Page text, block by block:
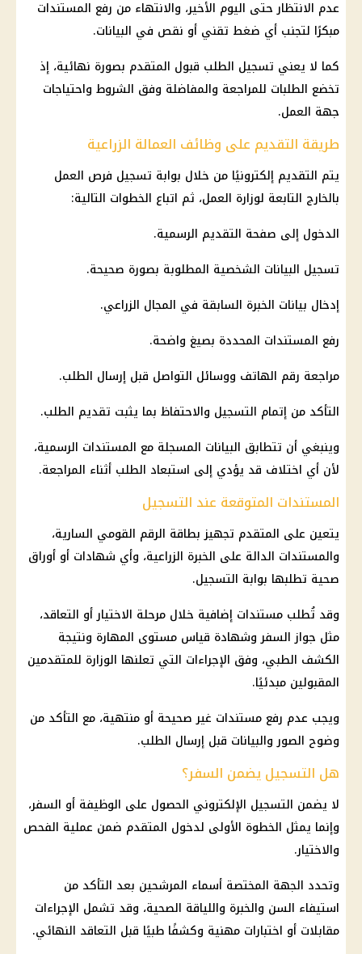
عدم الانتظار حتى اليوم الأخير، والانتهاء من رفع المستندات
مبكرًا لتجنب أي ضغط تقني أو نقص في البيانات.
كما لا يعني تسجيل الطلب قبول المتقدم بصورة نهائية، إذ
تخضع الطلبات للمراجعة والمفاضلة وفق الشروط واحتياجات
جهة العمل.
طريقة التقديم على وظائف العمالة الزراعية
يتم التقديم إلكترونيًا من خلال بوابة تسجيل فرص العمل
بالخارج التابعة لوزارة العمل، ثم اتباع الخطوات التالية:
الدخول إلى صفحة التقديم الرسمية.
تسجيل البيانات الشخصية المطلوبة بصورة صحيحة.
إدخال بيانات الخبرة السابقة في المجال الزراعي.
رفع المستندات المحددة بصيغ واضحة.
مراجعة رقم الهاتف ووسائل التواصل قبل إرسال الطلب.
التأكد من إتمام التسجيل والاحتفاظ بما يثبت تقديم الطلب.
وينبغي أن تتطابق البيانات المسجلة مع المستندات الرسمية،
لأن أي اختلاف قد يؤدي إلى استبعاد الطلب أثناء المراجعة.
المستندات المتوقعة عند التسجيل
يتعين على المتقدم تجهيز بطاقة الرقم القومي السارية،
والمستندات الدالة على الخبرة الزراعية، وأي شهادات أو أوراق
صحية تطلبها بوابة التسجيل.
وقد تُطلب مستندات إضافية خلال مرحلة الاختيار أو التعاقد،
مثل جواز السفر وشهادة قياس مستوى المهارة ونتيجة
الكشف الطبي، وفق الإجراءات التي تعلنها الوزارة للمتقدمين
المقبولين مبدئيًا.
ويجب عدم رفع مستندات غير صحيحة أو منتهية، مع التأكد من
وضوح الصور والبيانات قبل إرسال الطلب.
هل التسجيل يضمن السفر؟
لا يضمن التسجيل الإلكتروني الحصول على الوظيفة أو السفر،
وإنما يمثل الخطوة الأولى لدخول المتقدم ضمن عملية الفحص
والاختيار.
وتحدد الجهة المختصة أسماء المرشحين بعد التأكد من
استيفاء السن والخبرة واللياقة الصحية، وقد تشمل الإجراءات
مقابلات أو اختبارات مهنية وكشفًا طبيًا قبل التعاقد النهائي.